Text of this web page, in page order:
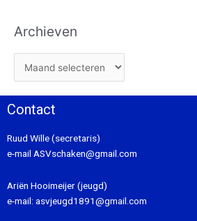
Archieven
Contact
Ruud Wille (secretaris)
e-mail ASVschaken@gmail.com
Ariën Hooimeijer (jeugd)
e-mail: asvjeugd1891@gmail.com